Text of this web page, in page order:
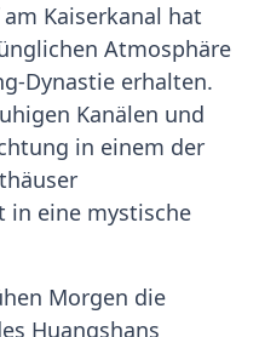
Kaiserkanal hat
Atmosphäre
Dynastie erhalten.
Kanälen und
in einem der
in eine mystische
Morgen die
Huangshans